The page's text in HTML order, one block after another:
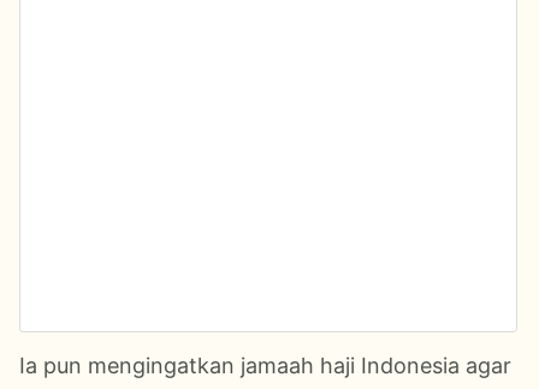
Ia pun mengingatkan jamaah haji Indonesia agar